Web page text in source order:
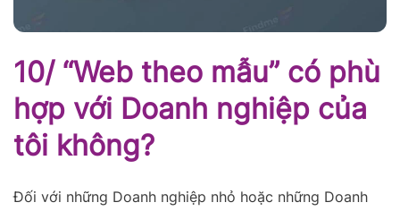
10/ “Web theo mẫu” có phù
hợp với Doanh nghiệp của
tôi không?
Đối với những Doanh nghiệp nhỏ hoặc những Doanh